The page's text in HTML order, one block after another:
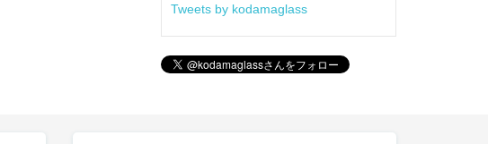
Tweets by kodamaglass